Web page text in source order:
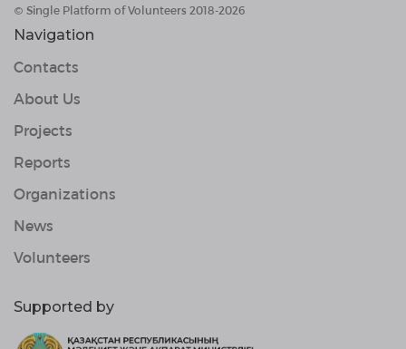
© Single Platform of Volunteers 2018-2026
Navigation
Contacts
About Us
Projects
Reports
Organizations
News
Volunteers
Supported by